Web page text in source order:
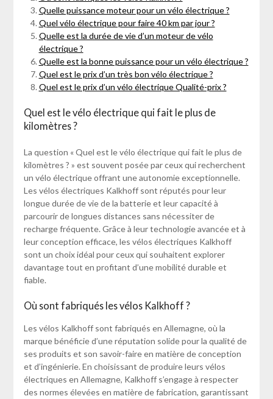
Quelle puissance moteur pour un vélo électrique ?
Quel vélo électrique pour faire 40 km par jour ?
Quelle est la durée de vie d’un moteur de vélo
électrique ?
Quelle est la bonne puissance pour un vélo électrique ?
Quel est le prix d’un très bon vélo électrique ?
Quel est le prix d’un vélo électrique Qualité-prix ?
Quel est le vélo électrique qui fait le plus de
kilomètres ?
La question « Quel est le vélo électrique qui fait le plus de
kilomètres ? » est souvent posée par ceux qui recherchent
un vélo électrique offrant une autonomie exceptionnelle.
Les vélos électriques Kalkhoff sont réputés pour leur
longue durée de vie de la batterie et leur capacité à
parcourir de longues distances sans nécessiter de
recharge fréquente. Grâce à leur technologie avancée et à
leur conception efficace, les vélos électriques Kalkhoff
sont un choix idéal pour ceux qui souhaitent explorer
davantage tout en profitant d’une mobilité durable et
fiable.
Où sont fabriqués les vélos Kalkhoff ?
Les vélos Kalkhoff sont fabriqués en Allemagne, où la
marque bénéficie d’une réputation solide pour la qualité de
ses produits et son savoir-faire en matière de conception
et d’ingénierie. En choisissant de produire leurs vélos
électriques en Allemagne, Kalkhoff s’engage à respecter
des normes élevées en matière de fabrication, garantissant